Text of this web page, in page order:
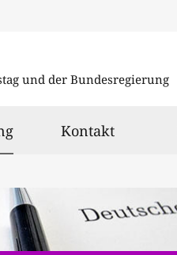
und der Bundesregierung
ausgewählt
Kontakt